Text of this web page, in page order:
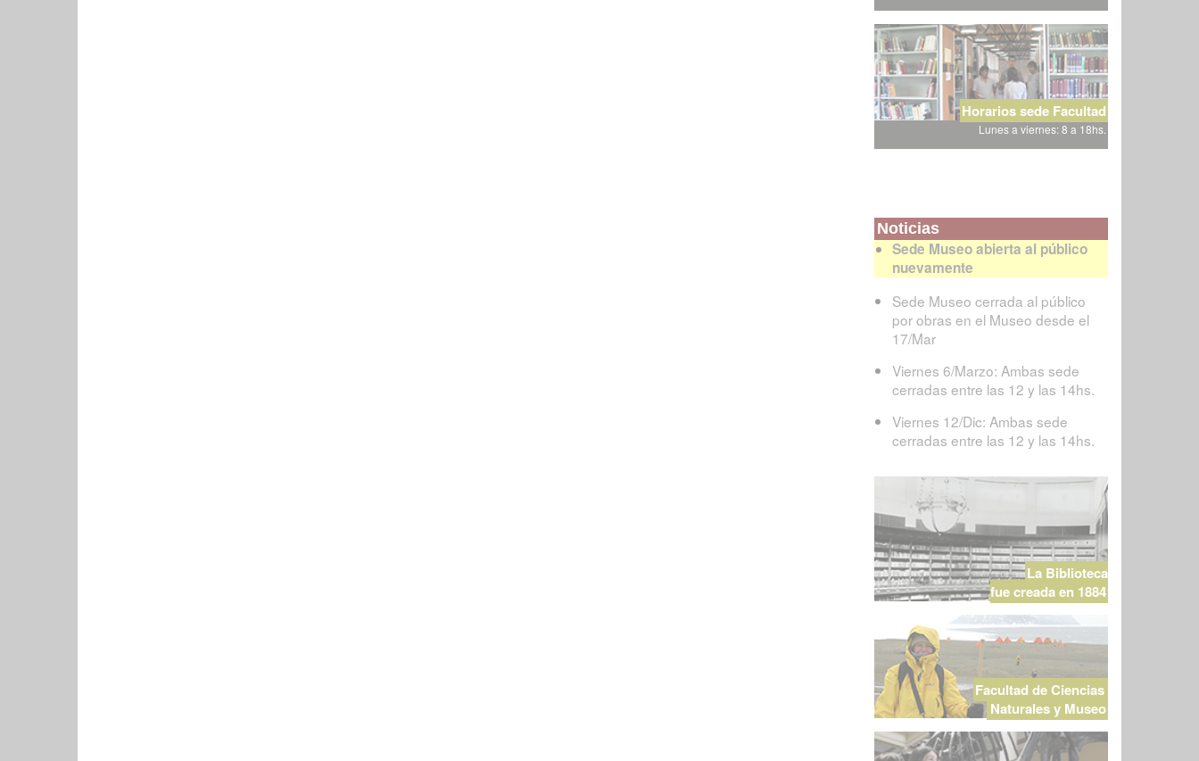
Horarios sede Facultad
Lunes a viernes: 8 a 18hs.
Noticias
Sede Museo abierta al público
nuevamente
Sede Museo cerrada al público
por obras en el Museo desde el
17/Mar
Viernes 6/Marzo: Ambas sede
cerradas entre las 12 y las 14hs.
Viernes 12/Dic: Ambas sede
cerradas entre las 12 y las 14hs.
La Biblioteca
fue creada en 1884
Facultad de Ciencias
Naturales y Museo